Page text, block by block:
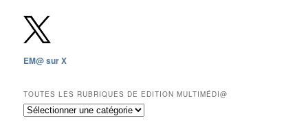
depuis
2009,
sauf
12
mois
réservés
aux
EM@ sur X
TOUTES LES RUBRIQUES DE EDITION MULTIMÉDI@
Toutes